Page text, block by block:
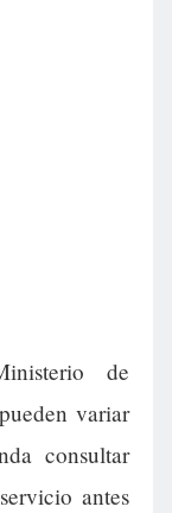
de
variar
consultar
antes